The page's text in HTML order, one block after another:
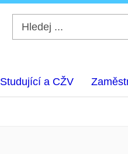
Studující a CŽV